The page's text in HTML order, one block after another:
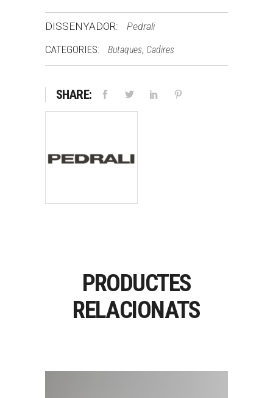
DISSENYADOR: Pedrali
CATEGORIES: Butaques, Cadires
SHARE:
PRODUCTES
RELACIONATS